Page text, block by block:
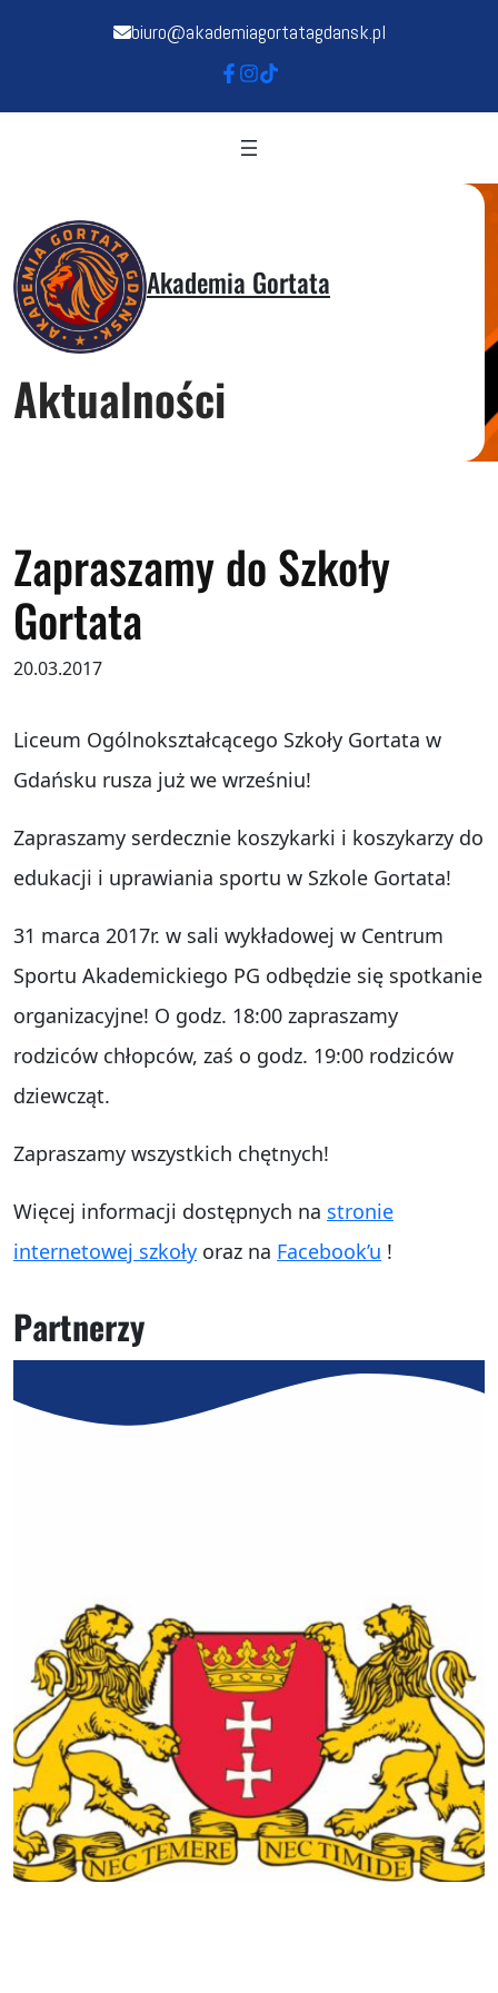
biuro@akademiagortatagdansk.pl
Akademia Gortata
Aktualności
Zapraszamy do Szkoły
Gortata
20.03.2017
Liceum Ogólnokształcącego Szkoły Gortata w
Gdańsku rusza już we wrześniu!
Zapraszamy serdecznie koszykarki i koszykarzy do
edukacji i uprawiania sportu w Szkole Gortata!
31 marca 2017r. w sali wykładowej w Centrum
Sportu Akademickiego PG odbędzie się spotkanie
organizacyjne! O godz. 18:00 zapraszamy
rodziców chłopców, zaś o godz. 19:00 rodziców
dziewcząt.
Zapraszamy wszystkich chętnych!
Więcej informacji dostępnych na stronie
internetowej szkoły oraz na Facebook’u !
Partnerzy